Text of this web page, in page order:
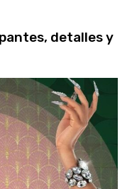
detalles y